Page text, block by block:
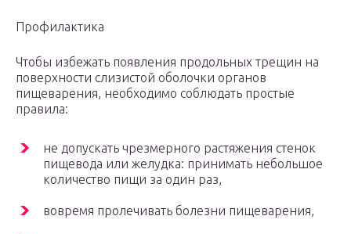
Профилактика
Чтобы избежать появления продольных трещин на
поверхности слизистой оболочки органов
пищеварения, необходимо соблюдать простые
правила:
не допускать чрезмерного растяжения стенок
пищевода или желудка: принимать небольшое
количество пищи за один раз,
вовремя пролечивать болезни пищеварения,